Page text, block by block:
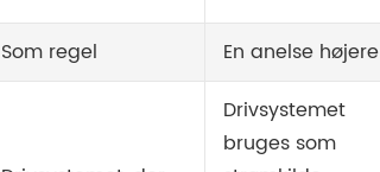
Som regel En anelse højere
Drivsystemet
bruges som